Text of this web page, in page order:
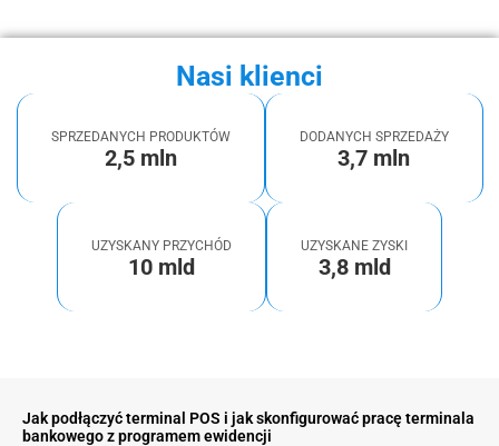
Nasi klienci
SPRZEDANYCH PRODUKTÓW
2,5 mln
DODANYCH SPRZEDAŻY
3,7 mln
UZYSKANY PRZYCHÓD
10 mld
UZYSKANE ZYSKI
3,8 mld
Jak podłączyć terminal POS i jak skonfigurować pracę terminala
bankowego z programem ewidencji